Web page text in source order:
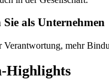
als Unternehmen
Verantwortung, mehr
Highlights